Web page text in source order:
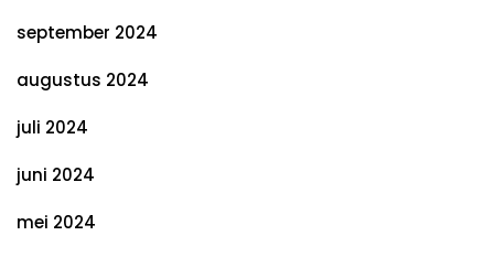
september 2024
augustus 2024
juli 2024
juni 2024
mei 2024